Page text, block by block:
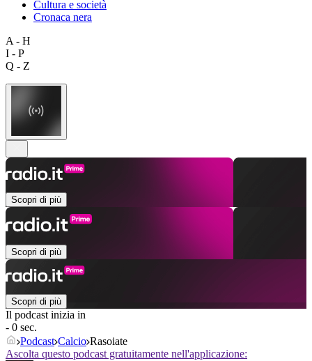
Cultura e società
Cronaca nera
A - H
I - P
Q - Z
Scopri di più
Scopri di più
Scopri di più
Il podcast inizia in
- 0 sec.
Podcast Calcio Rasoiate
Ascolta questo podcast gratuitamente nell'applicazione: